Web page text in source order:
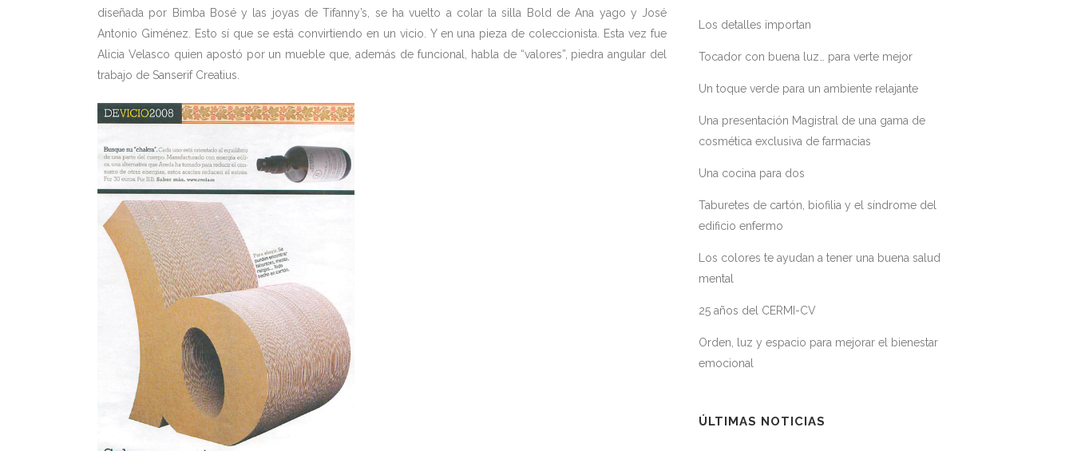
diseñada por Bimba Bosé y las joyas de Tifanny’s, se ha vuelto a colar la silla Bold de Ana yago y José
Antonio Giménez. Esto sí que se está convirtiendo en un vicio. Y en una pieza de coleccionista. Esta vez fue
Alicia Velasco quien apostó por un mueble que, además de funcional, habla de “valores”, piedra angular del
trabajo de Sanserif Creatius.
Los detalles importan
Tocador con buena luz… para verte mejor
Un toque verde para un ambiente relajante
Una presentación Magistral de una gama de
cosmética exclusiva de farmacias
Una cocina para dos
Taburetes de cartón, biofilia y el síndrome del
edificio enfermo
Los colores te ayudan a tener una buena salud
mental
25 años del CERMI-CV
Orden, luz y espacio para mejorar el bienestar
emocional
ÚLTIMAS NOTICIAS